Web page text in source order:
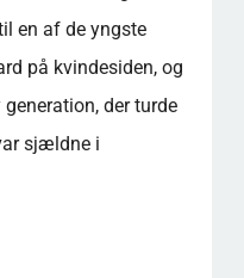
en af de yngste
på kvindesiden, og
der turde
sjældne i